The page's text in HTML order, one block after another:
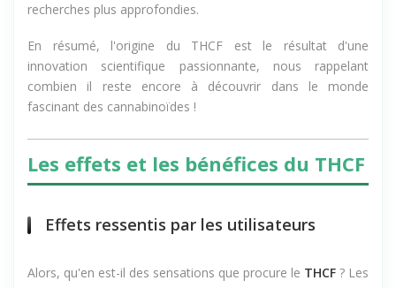
recherches plus approfondies.
En résumé, l'origine du THCF est le résultat d'une
innovation scientifique passionnante, nous rappelant
combien il reste encore à découvrir dans le monde
fascinant des cannabinoïdes !
Les effets et les bénéfices du THCF
Effets ressentis par les utilisateurs
Alors, qu'en est-il des sensations que procure le THCF ? Les